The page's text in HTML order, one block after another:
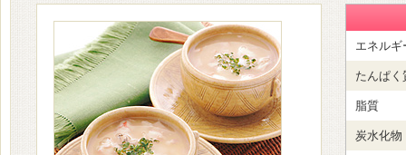
エネルギ
たんぱく
脂質
炭水化物